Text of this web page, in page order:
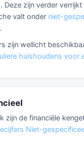
Deze zijn verder
valt onder niet-
.
zijn wellicht
huishoudens voor
zijn de financiële
Niet-